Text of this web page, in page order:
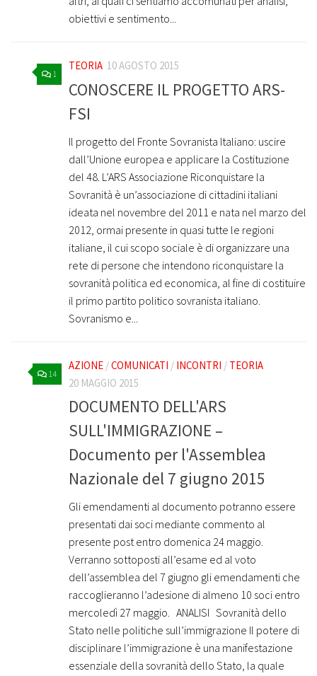
obiettivi e sentimento...
1
TEORIA 10 AGOSTO 2015
CONOSCERE IL PROGETTO ARS-
FSI
Il progetto del Fronte Sovranista Italiano: uscire
dall’Unione europea e applicare la Costituzione
del 48. L’ARS Associazione Riconquistare la
Sovranità è un’associazione di cittadini italiani
ideata nel novembre del 2011 e nata nel marzo del
2012, ormai presente in quasi tutte le regioni
italiane, il cui scopo sociale è di organizzare una
rete di persone che intendono riconquistare la
sovranità politica ed economica, al fine di costituire
il primo partito politico sovranista italiano.
Sovranismo e...
14
AZIONE /COMUNICATI / INCONTRI / TEORIA
20 MAGGIO 2015
DOCUMENTO DELL'ARS
SULL'IMMIGRAZIONE –
Documento per l'Assemblea
Nazionale del 7 giugno 2015
Gli emendamenti al documento potranno essere
presentati dai soci mediante commento al
presente post entro domenica 24 maggio.
Verranno sottoposti all’esame ed al voto
dell’assemblea del 7 giugno gli emendamenti che
raccoglieranno l’adesione di almeno 10 soci entro
mercoledì 27 maggio. ANALISI Sovranità dello
Stato nelle politiche sull’immigrazione Il potere di
disciplinare l’immigrazione è una manifestazione
essenziale della sovranità dello Stato, la quale